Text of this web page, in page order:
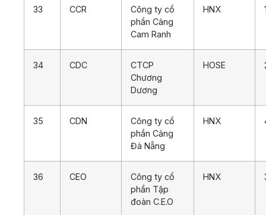
33 CCR
Công ty cổ
phần Cảng
Cam Ranh
HNX
34 CDC
CTCP
Chương
Dương
HOSE
35 CDN
Công ty cổ
phần Cảng
Đà Nẵng
HNX
36 CEO
Công ty cổ
phần Tập
đoàn C.E.O
HNX